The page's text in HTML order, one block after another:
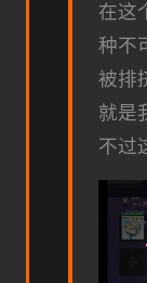
在这
种不
被排
就是
不过